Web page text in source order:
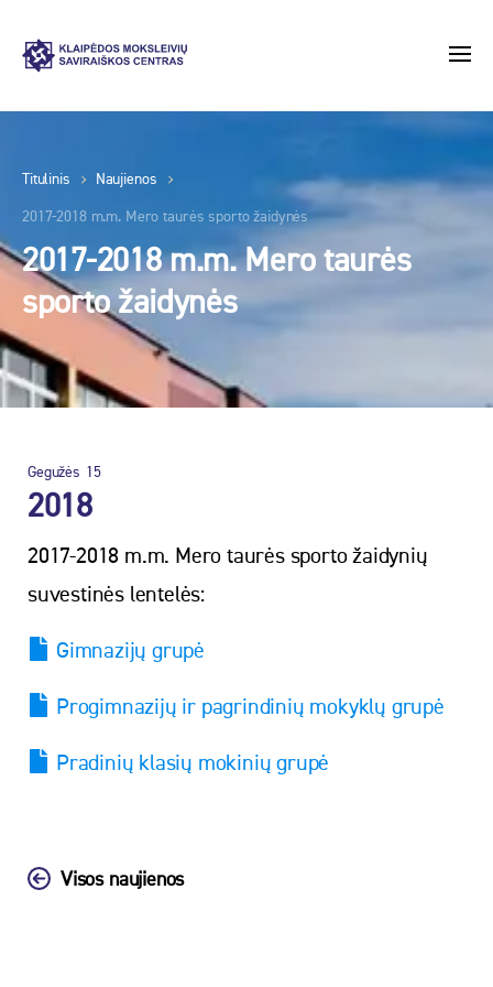
Titulinis Naujienos
2017-2018 m.m. Mero taurės sporto žaidynės
2017-2018 m.m. Mero taurės
sporto žaidynės
Gegužės 15
2018
2017-2018 m.m. Mero taurės sporto žaidynių
suvestinės lentelės:
Gimnazijų grupė
Progimnazijų ir pagrindinių mokyklų grupė
Pradinių klasių mokinių grupė
Visos naujienos